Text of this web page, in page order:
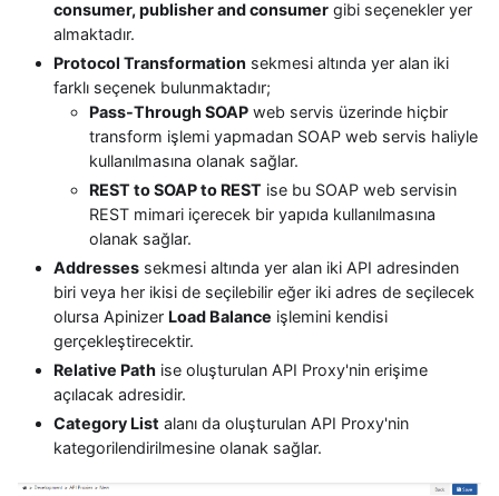
consumer, publisher and consumer gibi seçenekler yer
almaktadır.
Protocol Transformation sekmesi altında yer alan iki
farklı seçenek bulunmaktadır;
Pass-Through SOAP web servis üzerinde hiçbir
transform işlemi yapmadan SOAP web servis haliyle
kullanılmasına olanak sağlar.
REST to SOAP to REST ise bu SOAP web servisin
REST mimari içerecek bir yapıda kullanılmasına
olanak sağlar.
Addresses sekmesi altında yer alan iki API adresinden
biri veya her ikisi de seçilebilir eğer iki adres de seçilecek
olursa Apinizer Load Balance işlemini kendisi
gerçekleştirecektir.
Relative Path ise oluşturulan API Proxy'nin erişime
açılacak adresidir.
Category List alanı da oluşturulan API Proxy'nin
kategorilendirilmesine olanak sağlar.